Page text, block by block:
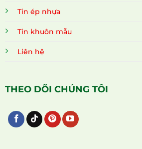
Tin ép nhựa
Tin khuôn mẫu
Liên hệ
THEO DÕI CHÚNG TÔI